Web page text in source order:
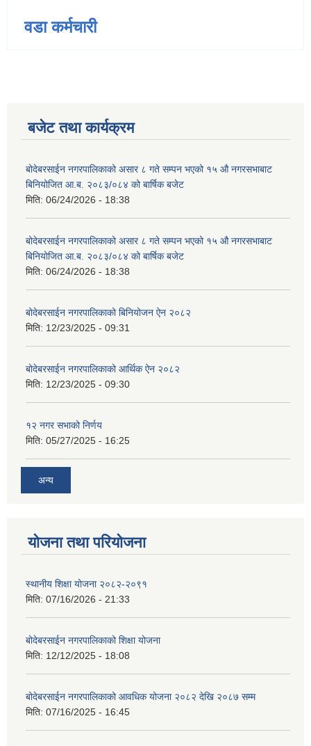
वडा कर्मचारी
बजेट तथा कार्यक्रम
बोदेबरसाईन नगरपालिकाको असार ८ गते सम्पन भएको १५ ‍‍‍औ नगरसभाबाट
बिनियोजित आ.ब. २०८३/०८४ को बार्षिक बजेट
मिति: 06/24/2026 - 18:38
बोदेबरसाईन नगरपालिकाको असार ८ गते सम्पन भएको १५ ‍‍‍औ नगरसभाबाट
बिनियोजित आ.ब. २०८३/०८४ को बार्षिक बजेट
मिति: 06/24/2026 - 18:38
बोदेबरसाईन नगरपालिकाको बिनियोजन ऐन २०८२
मिति: 12/23/2025 - 09:31
बोदेबरसाईन नगरपालिकाको आर्थिक ऐन २०८२
मिति: 12/23/2025 - 09:30
१२ नगर सभाको निर्णय
मिति: 05/27/2025 - 16:25
अन्य
योजना तथा परियोजना
स्थानीय शिक्षा योजना २०८२-२०९१
मिति: 07/16/2026 - 21:33
बोदेबरसाईन नगरपालिकाको शिक्षा योजना
मिति: 12/12/2025 - 18:08
बोदेबरसाईन नगरपालिकाको आवधिक योजना २०८२ देखि २०८७ सम्म
मिति: 07/16/2025 - 16:45